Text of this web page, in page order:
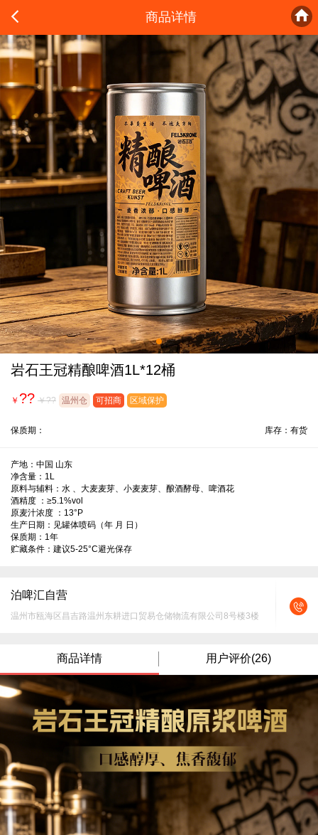
 商品详情 
岩石王冠精酿啤酒1L*12桶
￥ ?? ￥?? 温州仓 可招商 区域保护
保质期： 库存：有货
产地：中国 山东
净含量：1L
原料与辅料：水 、大麦麦芽、小麦麦芽、酿酒酵母、啤酒花
酒精度 ：≥5.1%vol
原麦汁浓度 ：13°P
生产日期：见罐体喷码（年 月 日）
保质期：1年
贮藏条件：建议5-25°C避光保存
泊啤汇自营
温州市瓯海区昌吉路温州东耕进口贸易仓储物流有限公司8号楼3楼
商品详情 用户评价(26)